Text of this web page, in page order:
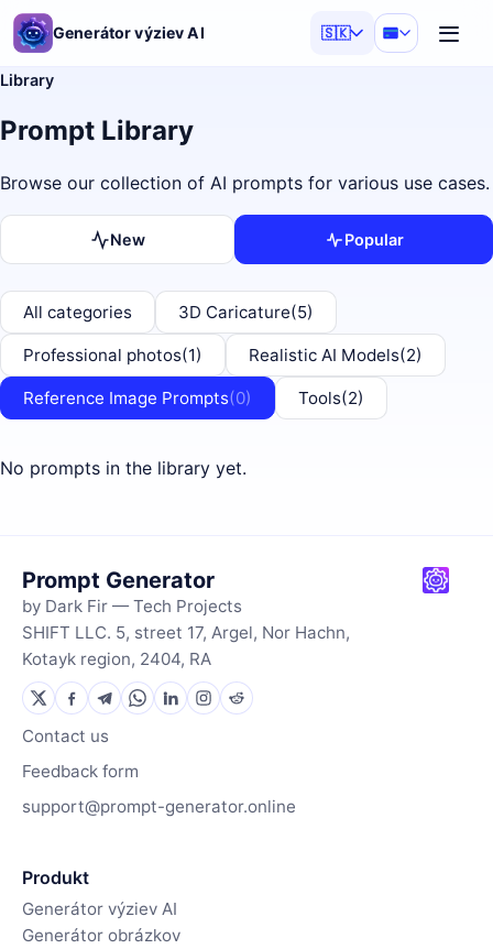
Generátor výziev AI 🇸🇰
Library
Prompt Library
Browse our collection of AI prompts for various use cases.
New Popular
All categories 3D Caricature(5)
Professional photos(1) Realistic AI Models(2)
Reference Image Prompts(0) Tools(2)
No prompts in the library yet.
Prompt Generator
by Dark Fir — Tech Projects
SHIFT LLC. 5, street 17, Argel, Nor Hachn,
Kotayk region, 2404, RA
Contact us
Feedback form
support@prompt-generator.online
Produkt
Generátor výziev AI
Generátor obrázkov